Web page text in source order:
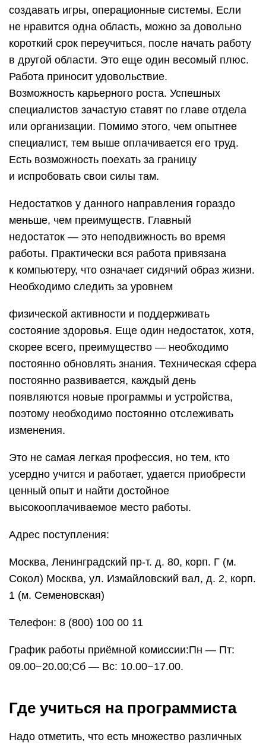
создавать игры, операционные системы. Если
не нравится одна область, можно за довольно
короткий срок переучиться, после начать работу
в другой области. Это еще один весомый плюс.
Работа приносит удовольствие.
Возможность карьерного роста. Успешных
специалистов зачастую ставят по главе отдела
или организации. Помимо этого, чем опытнее
специалист, тем выше оплачивается его труд.
Есть возможность поехать за границу
и испробовать свои силы там.
Недостатков у данного направления гораздо
меньше, чем преимуществ. Главный
недостаток — это неподвижность во время
работы. Практически вся работа привязана
к компьютеру, что означает сидячий образ жизни.
Необходимо следить за уровнем
физической активности и поддерживать
состояние здоровья. Еще один недостаток, хотя,
скорее всего, преимущество — необходимо
постоянно обновлять знания. Техническая сфера
постоянно развивается, каждый день
появляются новые программы и устройства,
поэтому необходимо постоянно отслеживать
изменения.
Это не самая легкая профессия, но тем, кто
усердно учится и работает, удается приобрести
ценный опыт и найти достойное
высокооплачиваемое место работы.
Адрес поступления:
Москва, Ленинградский пр-т. д. 80, корп. Г (м.
Сокол) Москва, ул. Измайловский вал, д. 2, корп.
1 (м. Семеновская)
Телефон: 8 (800) 100 00 11
График работы приёмной комиссии:Пн — Пт:
09.00−20.00;Сб — Вс: 10.00−17.00.
Где учиться на программиста
Надо отметить, что есть множество различных